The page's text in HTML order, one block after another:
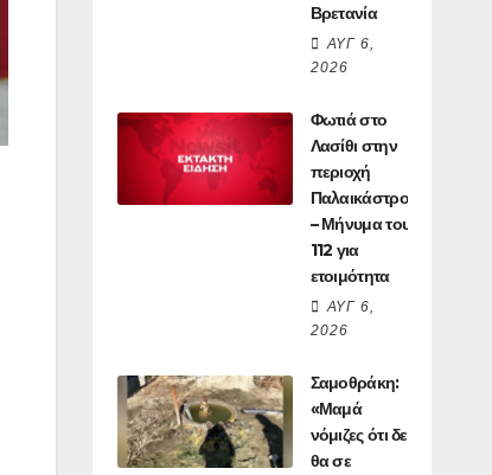
Βρετανία
ΑΥΓ 6,
2026
Φωτιά στο
Λασίθι στην
περιοχή
Παλαικάστρου
– Μήνυμα του
112 για
ετοιμότητα
ΑΥΓ 6,
2026
Σαμοθράκη:
«Μαμά
νόμιζες ότι δε
θα σε